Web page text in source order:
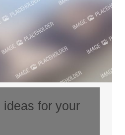
ideas for your